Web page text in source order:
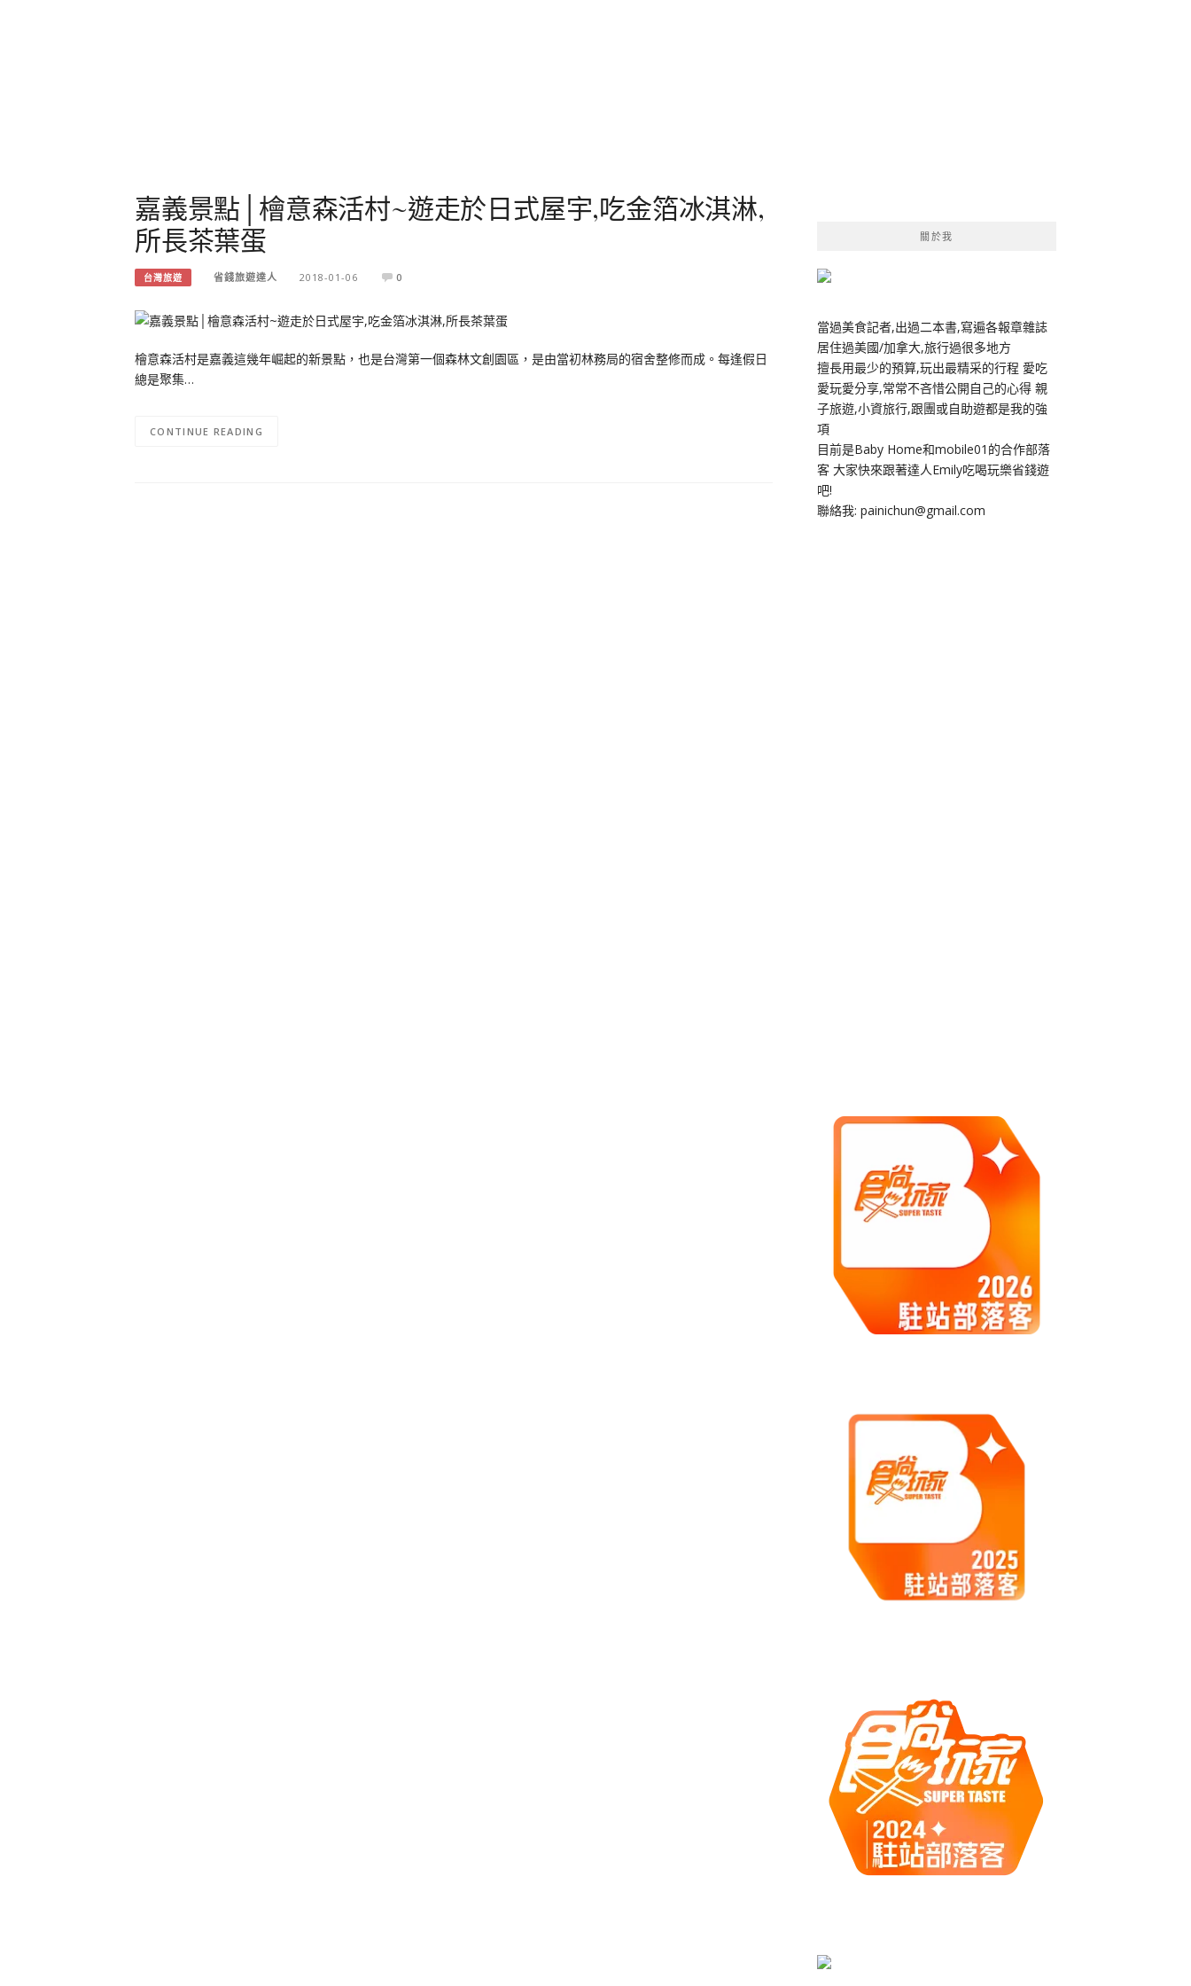
嘉義景點│檜意森活村~遊走於日式屋宇,吃金箔冰淇淋,
所長茶葉蛋
台灣旅遊 省錢旅遊達人 2018-01-06 0
檜意森活村是嘉義這幾年崛起的新景點，也是台灣第一個森林文創園區，是由當初林務局的宿舍整修而成。每逢假日
總是聚集…
CONTINUE READING
關於我
當過美食記者,出過二本書,寫遍各報章雜誌
居住過美國/加拿大,旅行過很多地方
擅長用最少的預算,玩出最精采的行程 愛吃
愛玩愛分享,常常不吝惜公開自己的心得 親
子旅遊,小資旅行,跟團或自助遊都是我的強
項
目前是Baby Home和mobile01的合作部落
客 大家快來跟著達人Emily吃喝玩樂省錢遊
吧!
聯絡我: painichun@gmail.com